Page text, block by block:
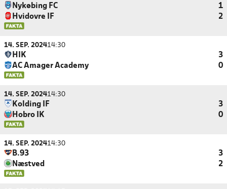
Nykøbing FC
1
Hvidovre IF
2
14. SEP. 202414:30
HIK
3
AC Amager Academy
0
14. SEP. 202414:30
Kolding IF
3
Hobro IK
0
14. SEP. 202414:30
B.93
3
Næstved
2